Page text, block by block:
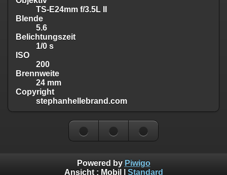
TS-E24mm f/3.5L II
Blende
5.6
Belichtungszeit
1/0 s
ISO
200
Brennweite
24 mm
Copyright
stephanhellebrand.com
Powered by Piwigo
Ansicht : Mobil Standard